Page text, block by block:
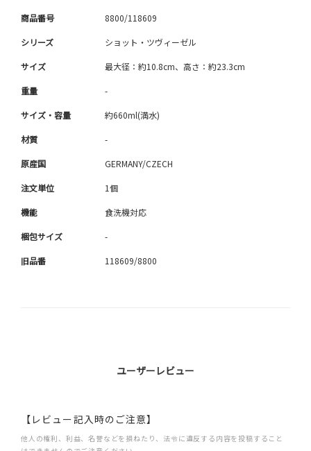
商品番号 8800/118609
シリーズ ショット・ツヴィーゼル
サイズ 最大径：約10.8cm、高さ：約23.3cm
重量 -
サイズ・容量 約660ml(満水)
材質 -
原産国 GERMANY/CZECH
注文単位 1個
機能 食洗機対応
梱包サイズ -
旧品番 118609/8800
ユーザーレビュー
【レビュー記入時のご注意】
他人の権利、利益、名誉などを損ねたり、法令に違反する内容を投稿すること